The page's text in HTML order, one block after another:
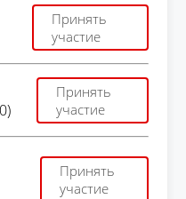
Принять
участие
Принять
участие
Принять
участие